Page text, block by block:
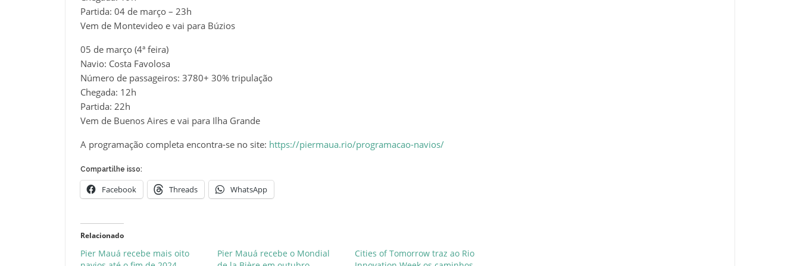
Partida: 04 de março – 23h
Vem de Montevideo e vai para Búzios
05 de março (4ª feira)
Navio: Costa Favolosa
Número de passageiros: 3780+ 30% tripulação
Chegada: 12h
Partida: 22h
Vem de Buenos Aires e vai para Ilha Grande
A programação completa encontra-se no site: https://piermaua.rio/programacao-navios/
Compartilhe isso:
Facebook Threads WhatsApp
Relacionado
Pier Mauá recebe mais oito
Pier Mauá recebe o Mondial
Cities of Tomorrow traz ao Rio